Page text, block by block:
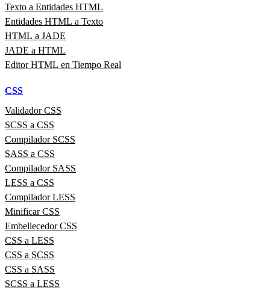
Texto a Entidades HTML
Entidades HTML a Texto
HTML a JADE
JADE a HTML
Editor HTML en Tiempo Real
CSS
Validador CSS
SCSS a CSS
Compilador SCSS
SASS a CSS
Compilador SASS
LESS a CSS
Compilador LESS
Minificar CSS
Embellecedor CSS
CSS a LESS
CSS a SCSS
CSS a SASS
SCSS a LESS